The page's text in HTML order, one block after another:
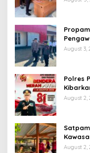
Saat
August 3,
Polres
Bulan
August 2,
dan
August 2,